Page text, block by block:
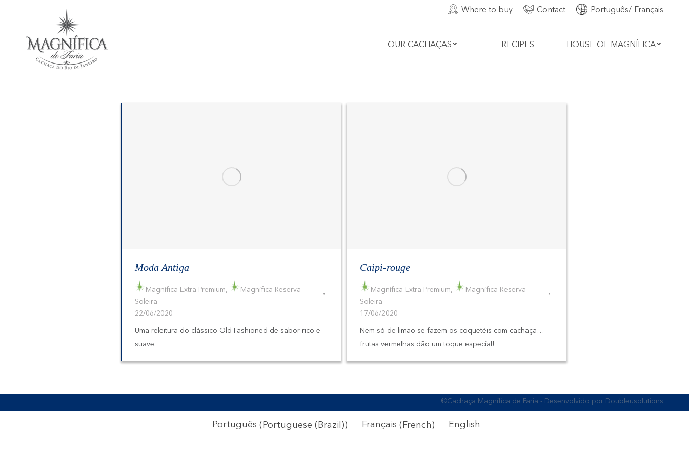
Where to buy Contact Português Français
OUR CACHAÇAS RECIPES HOUSE OF MAGNÍFICA
Moda Antiga
Magnífica Extra Premium,
Magnífica Reserva
Soleira
22/06/2020
Uma releitura do clássico Old Fashioned de sabor rico e
suave.
Caipi-rouge
Magnífica Extra Premium,
Magnífica Reserva
Soleira
17/06/2020
Nem só de limão se fazem os coquetéis com cachaça…
frutas vermelhas dão um toque especial!
©Cachaça Magnífica de Faria - Desenvolvido por Doubleusolutions
Português (Portuguese (Brazil)) Français (French) English